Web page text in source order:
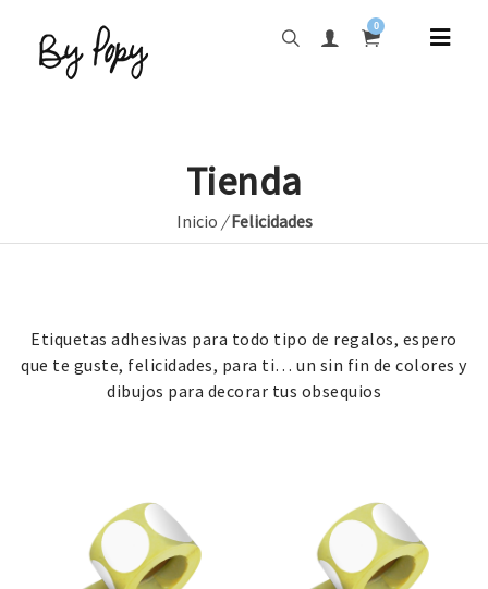
0
Tienda
Inicio /Felicidades
Etiquetas adhesivas para todo tipo de regalos, espero
que te guste, felicidades, para ti… un sin fin de colores y
dibujos para decorar tus obsequios